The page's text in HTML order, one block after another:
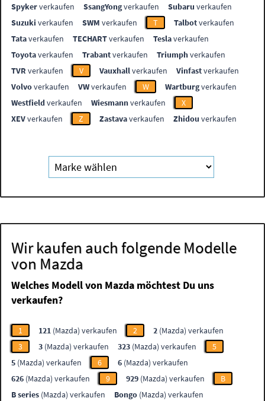
Spykerverkaufen SsangYongverkaufen Subaru verkaufen
Suzuki verkaufen SWM verkaufen T Talbotverkaufen
Tataverkaufen TECHARTverkaufen Teslaverkaufen
Toyotaverkaufen Trabantverkaufen Triumphverkaufen
TVR verkaufen V Vauxhallverkaufen Vinfastverkaufen
Volvoverkaufen VWverkaufen W Wartburgverkaufen
Westfieldverkaufen Wiesmannverkaufen
X
XEVverkaufen Z Zastavaverkaufen Zhidou verkaufen
Wir kaufen auch folgende Modelle
von Mazda
Welches Modell von Mazda möchtest Du uns
verkaufen?
1 121 (Mazda) verkaufen 2 2 (Mazda) verkaufen
3
3 (Mazda) verkaufen 323 (Mazda) verkaufen
5
5 (Mazda) verkaufen 6 6 (Mazda) verkaufen
626 (Mazda) verkaufen 9 929 (Mazda) verkaufen
B
B series (Mazda) verkaufen Bongo (Mazda) verkaufen